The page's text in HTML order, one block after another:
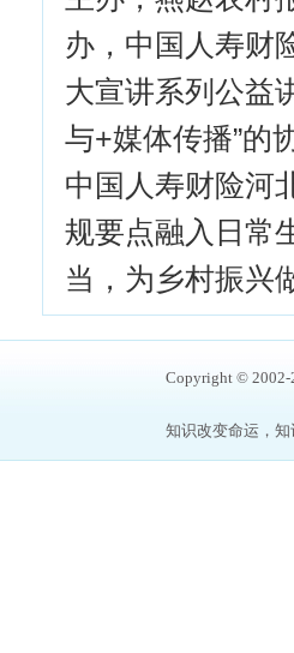
办，中国人寿财
大宣讲系列公益
与+媒体传播”的
中国人寿财险河
规要点融入日常
当，为乡村振兴
Copyright ©
知识改变命运，